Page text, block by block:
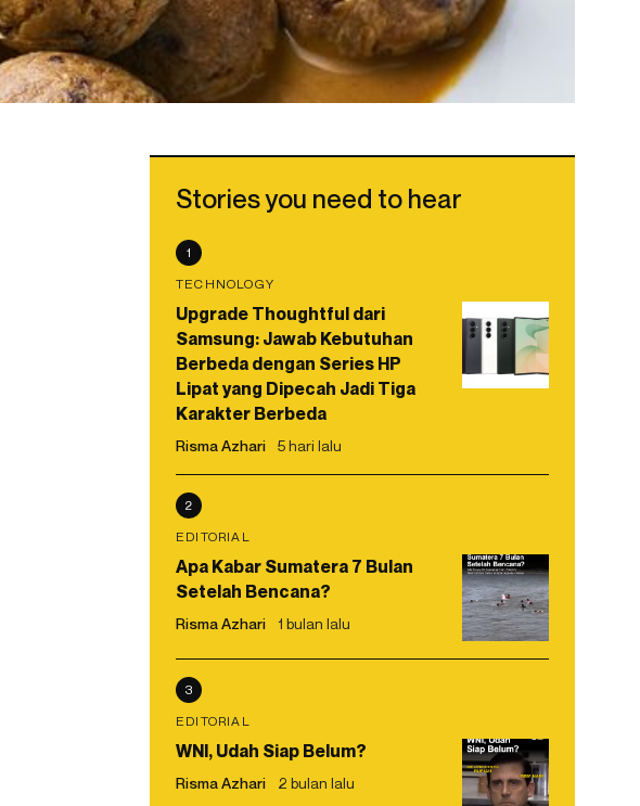
Stories you need to hear
1
TECHNOLOGY
Upgrade Thoughtful dari
Samsung: Jawab Kebutuhan
Berbeda dengan Series HP
Lipat yang Dipecah Jadi Tiga
Karakter Berbeda
Risma Azhari 5 hari lalu
2
EDITORIAL
Apa Kabar Sumatera 7 Bulan
Setelah Bencana?
Risma Azhari 1 bulan lalu
3
EDITORIAL
WNI, Udah Siap Belum?
Risma Azhari 2 bulan lalu